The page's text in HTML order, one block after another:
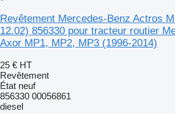
Revêtement Mercedes-Benz Actros
12.02) 856330 pour tracteur routier
Axor MP1, MP2, MP3 (1996-2014)
25 € HT
Revêtement
État neuf
856330 00056861
diesel